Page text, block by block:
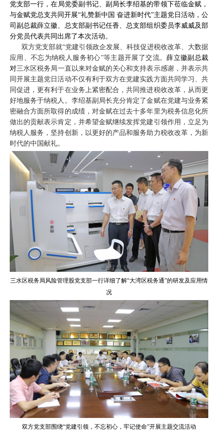
党支部一行，在局党委副书记、副局长李绍基的带领下莅临金赋，
与金赋党总支共同开展“礼赞新中国 奋进新时代”主题党日活动，公
司副总裁薛立徽、总支部副书记任香、总支部组织委员李威威及部
分党员代表共同出席了本次活动。
双方党支部就“党建引领政企发展、科技促进税收改革、大数据
应用、不忘为纳税人服务初心”等主题开展了交流。薛立徽副总裁
对三水区税务局一直以来对金赋的关心和支持表示感谢，并表示共
同开展主题党日活动不仅有利于双方在党建实践方面共同学习、共
同促进，更有利于在业务上紧密配合，共同推进税收改革，从而更
好地服务于纳税人。李绍基副局长充分肯定了金赋在党建与业务紧
密融合方面所取得的成绩，对金赋在过去十多年里为税务信息化所
做出的贡献表示肯定，并希望金赋继续发挥党建引领作用，立足为
纳税人服务，坚持创新，以更好的产品和服务助力税收改革，为新
时代的中国献礼。
三水区税务局风险管理股党支部一行详细了解“大湾区税务通”的研发及应用情
况
双方党支部围绕“党建引领，不忘初心，牢记使命”开展主题交流活动